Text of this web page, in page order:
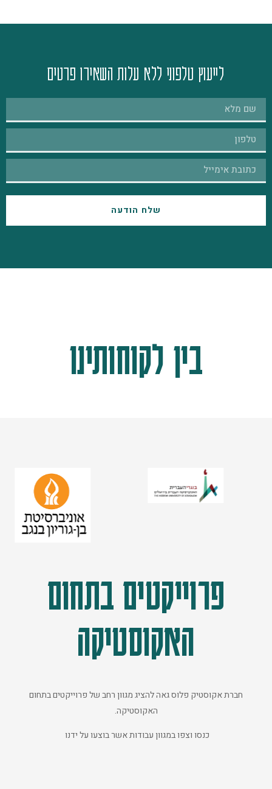
לייעוץ טלפוני ללא עלות השאירו פרטים
שלח הודעה
בין לקוחותינו
פרוייקטים בתחום
האקוסטיקה
חברת אקוסטיק פלוס גאה להציג מגוון רחב של פרוייקטים בתחום
האקוסטיקה.
כנסו וצפו במגוון עבודות אשר בוצעו על ידנו